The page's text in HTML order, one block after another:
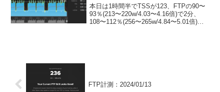
本日は1時間半でTSSが123、FTPの90〜
93％(213〜220w/4.03〜4.16倍)で2分、
108〜112％(256〜265w/4.84〜5.01倍)で
FTP計測：2024/01/13